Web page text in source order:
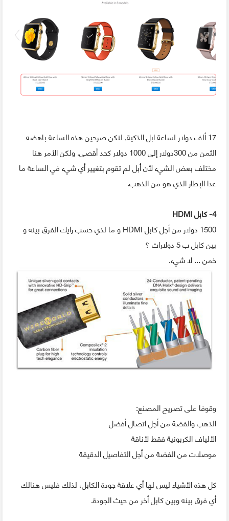
17 ألف دولار لساعة ابل الذكية, لنكن صرحين هذه الساعة باهضه
الثمن من 300دولار إلى 1000 دولار كحد أقصى. ولكن الأمر هنا
مختلف بعض الشيء لأن أبل لم تقوم بتغيير أي شيء في الساعة ما
عدا الإطار الذي هو من الذهب.
4- كابل HDMI
1500 دولار من أجل كابل HDMI و ما لذي حسب رايك الفرق بينه و
بين كابل ب 5 دولارات ؟
خمن ... لا شيء.
وقوفا على تصريح المصنع:
الذهب والفضة من أجل اتصال أفضل
الألياف الكربونية فقط لأناقة
موصلات من الفضة من أجل التفاصيل الدقيقة
كل هذه الأشياء ليس لها أي علاقة جودة الكابل، لذلك فليس هنالك
أي فرق بينه وبين كابل أخر من حيث الجودة.